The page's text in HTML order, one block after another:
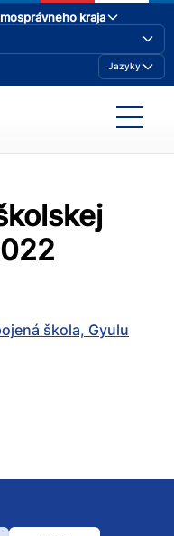
kraja
Jazyky
škola, Gyulu